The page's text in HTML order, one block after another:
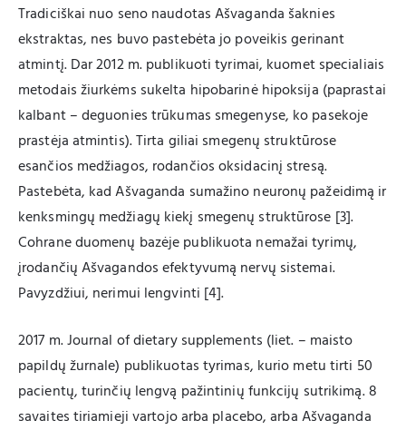
Tradiciškai nuo seno naudotas Ašvaganda šaknies
ekstraktas, nes buvo pastebėta jo poveikis gerinant
atmintį. Dar 2012 m. publikuoti tyrimai, kuomet specialiais
metodais žiurkėms sukelta hipobarinė hipoksija (paprastai
kalbant – deguonies trūkumas smegenyse, ko pasekoje
prastėja atmintis). Tirta giliai smegenų struktūrose
esančios medžiagos, rodančios oksidacinį stresą.
Pastebėta, kad Ašvaganda sumažino neuronų pažeidimą ir
kenksmingų medžiagų kiekį smegenų struktūrose [3].
Cohrane duomenų bazėje publikuota nemažai tyrimų,
įrodančių Ašvagandos efektyvumą nervų sistemai.
Pavyzdžiui, nerimui lengvinti [4].
2017 m. Journal of dietary supplements (liet. – maisto
papildų žurnale) publikuotas tyrimas, kurio metu tirti 50
pacientų, turinčių lengvą pažintinių funkcijų sutrikimą. 8
savaites tiriamieji vartojo arba placebo, arba Ašvaganda